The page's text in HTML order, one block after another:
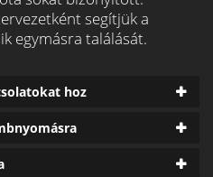
segítjük a
egymásra találását.
hoz